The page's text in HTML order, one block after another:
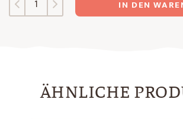
Menge
IN DEN
ÄHNLICHE